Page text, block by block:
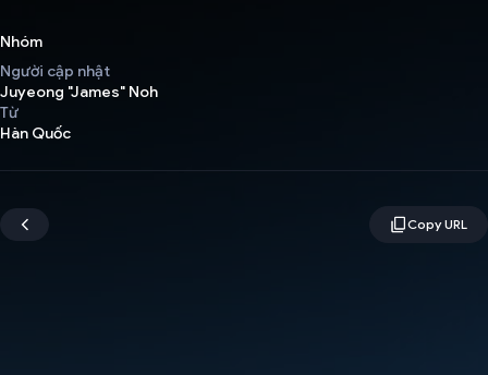
Nhóm
Người cập nhật
Juyeong "James" Noh
Từ
Hàn Quốc